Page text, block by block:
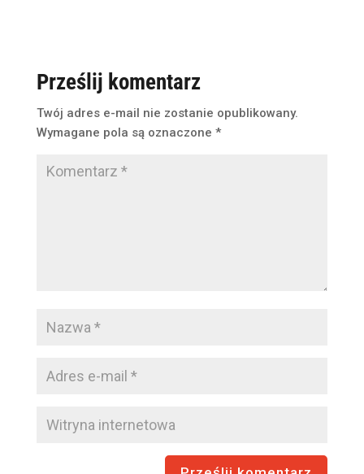
Prześlij komentarz
Twój adres e-mail nie zostanie opublikowany.
Wymagane pola są oznaczone *